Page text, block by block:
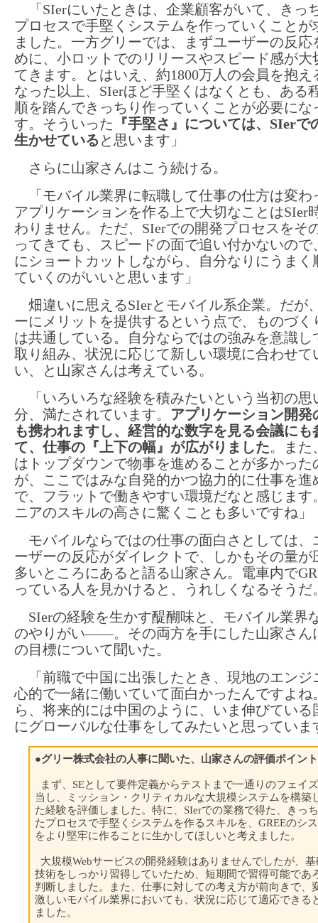
「SIerにいたときは、企業顧客がいて、きっ
プロセスで手堅くシステムを作っていくことが
ました。一方グリーでは、まずユーザーの反応
めに、小ロットでのリリースやスピード感が大
てきます。とはいえ、約1800万人の会員を抱え
なった以上、SIerほど手堅くはなくとも、ある
順を踏んできっちり作っていくことが必要にな
す。そういった 『手堅さ』については、SIerで
生かせている と思います」
さらに山家さんはこう続ける。
「モバイル業界に転職して仕事の仕方は変わ
アプリケーションを作る上で大切なことはSIer
わりません。ただ、SIerでの開発プロセスをそ
ってきても、スピードの面で追い付かないので
にショートカットしながら、自分なりにうまく
ていくのがいいと思います」
畑違いに思えるSIerとモバイル系企業。だが
ーにメリットを提供するという点で、ものづく
は共通している。自分ならではの強みを意識し
取り組み、状況に応じて新しい環境に合わせて
い、と山家さんは考えている。
「いろいろな経験を積みたいという当初の思
分、満たされています。 アプリケーション開発
も携われますし、経営的な数字を見る会議にも
て、仕事の『上下の幅』が広がりました。また
はトップダウンで物事を進めることが多かった
が、ここではみな自発的かつ協力的に仕事を進
で、フラットで働きやすい環境だなと感じます
ニアのスキルの高さに驚くことも多いですね」
モバイルならではの仕事の面白さとしては、
ーザーの反応がダイレクトで、しかもその量が
多いところにあると語る山家さん。電車内で
っている人を見かけると、うれしくなるそうだ
SIerの経験を生かす醍醐味と、モバイル業界
のやりがい――。その両方を手にした山家さん
の目標について聞いた。
「前職で中国に出張したとき、現地のエンジ
心的で一緒に働いていて面白かったんですよね
ら、将来的には中国のように、いま伸びている
にグローバルな仕事をしてみたいと思っていま
●グリー株式会社の人事に聞いた、山家さんの評価ポイント
まず、SEとして要件定義からテストまで一通りのフェイ
当し、ミッション・クリティカルな大規模システムを構築
た経験を評価しました。特に、SIerでの業務で得た、きっ
たプロセスで手堅くシステムを作るスキルを、GREEのシ
をより堅牢に作ることに生かしてほしいと考えました。
大規模Webサービスの開発経験はありませんでしたが、
技術をしっかり習得していたため、短期間で習得可能であ
判断しました。また、仕事に対しての考え方が前向きで、
激しいモバイル業界においても、状況に応じて適応できる
ました。